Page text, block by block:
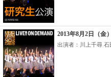
2013年8月2日（金
出演者：川上千尋 石